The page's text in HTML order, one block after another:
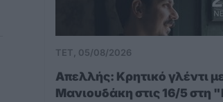
ΤΕΤ, 05/08/2026
Απελλής: Κρητικό γλέντι
Μανιουδάκη στις 16/5 στη